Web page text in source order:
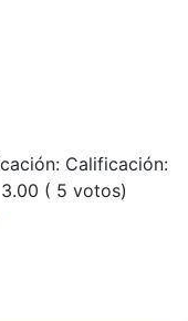
Calificación:
3.00 ( 5 votos)